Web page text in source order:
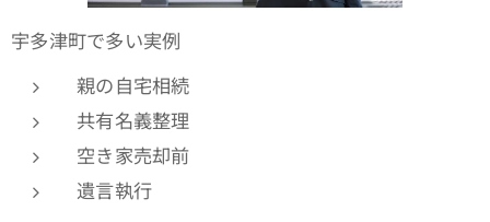
宇多津町で多い実例
親の自宅相続
共有名義整理
空き家売却前
遺言執行